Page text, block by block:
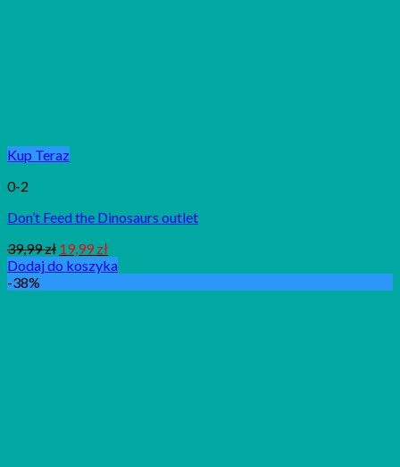
Kup Teraz
0-2
Don’t Feed the Dinosaurs outlet
39,99zł 19,99zł
Dodaj do koszyka
-38%